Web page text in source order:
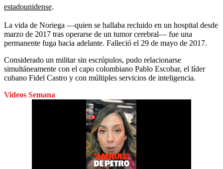
estadounidense.
La vida de Noriega —quien se hallaba recluido en un hospital desde
marzo de 2017 tras operarse de un tumor cerebral— fue una
permanente fuga hacia adelante. Falleció el 29 de mayo de 2017.
Considerado un militar sin escrúpulos, pudo relacionarse
simultáneamente con el capo colombiano Pablo Escobar, el líder
cubano Fidel Castro y con múltiples servicios de inteligencia.
Videos Semana